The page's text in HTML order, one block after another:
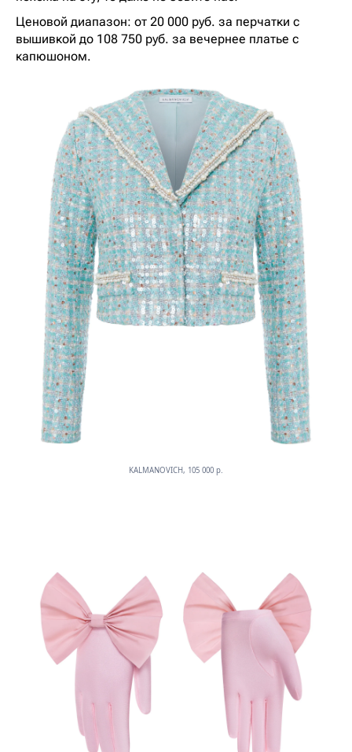
Ценовой диапазон: от 20 000 руб. за перчатки с
вышивкой до 108 750 руб. за вечернее платье с
капюшоном.
KALMANOVICH, 105 000 p.